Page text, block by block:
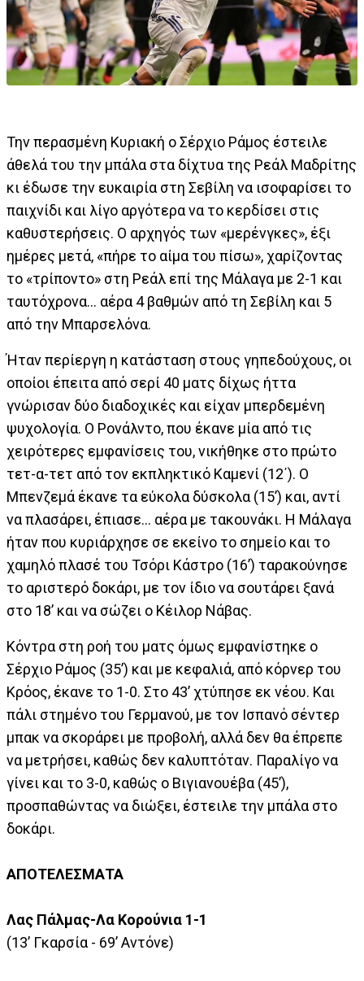
Την περασμένη Κυριακή ο Σέρχιο Ράμος έστειλε
άθελά του την μπάλα στα δίχτυα της Ρεάλ Μαδρίτης
κι έδωσε την ευκαιρία στη Σεβίλη να ισοφαρίσει το
παιχνίδι και λίγο αργότερα να το κερδίσει στις
καθυστερήσεις. Ο αρχηγός των «μερένγκες», έξι
ημέρες μετά, «πήρε το αίμα του πίσω», χαρίζοντας
το «τρίποντο» στη Ρεάλ επί της Μάλαγα με 2-1 και
ταυτόχρονα... αέρα 4 βαθμών από τη Σεβίλη και 5
από την Μπαρσελόνα.
Ήταν περίεργη η κατάσταση στους γηπεδούχους, οι
οποίοι έπειτα από σερί 40 ματς δίχως ήττα
γνώρισαν δύο διαδοχικές και είχαν μπερδεμένη
ψυχολογία. Ο Ρονάλντο, που έκανε μία από τις
χειρότερες εμφανίσεις του, νικήθηκε στο πρώτο
τετ-α-τετ από τον εκπληκτικό Καμενί (12΄). Ο
Μπενζεμά έκανε τα εύκολα δύσκολα (15’) και, αντί
να πλασάρει, έπιασε... αέρα με τακουνάκι. Η Μάλαγα
ήταν που κυριάρχησε σε εκείνο το σημείο και το
χαμηλό πλασέ του Τσόρι Κάστρο (16’) ταρακούνησε
το αριστερό δοκάρι, με τον ίδιο να σουτάρει ξανά
στο 18’ και να σώζει ο Κέιλορ Νάβας.
Κόντρα στη ροή του ματς όμως εμφανίστηκε ο
Σέρχιο Ράμος (35’) και με κεφαλιά, από κόρνερ του
Κρόος, έκανε το 1-0. Στο 43’ χτύπησε εκ νέου. Και
πάλι στημένο του Γερμανού, με τον Ισπανό σέντερ
μπακ να σκοράρει με προβολή, αλλά δεν θα έπρεπε
να μετρήσει, καθώς δεν καλυπτόταν. Παραλίγο να
γίνει και το 3-0, καθώς ο Βιγιανουέβα (45’),
προσπαθώντας να διώξει, έστειλε την μπάλα στο
δοκάρι.­
ΑΠΟΤΕΛΕΣΜΑΤΑ
Λας Πάλμας-Λα Κορούνια 1-1
(13’ Γκαρσία - 69’ Αντόνε)